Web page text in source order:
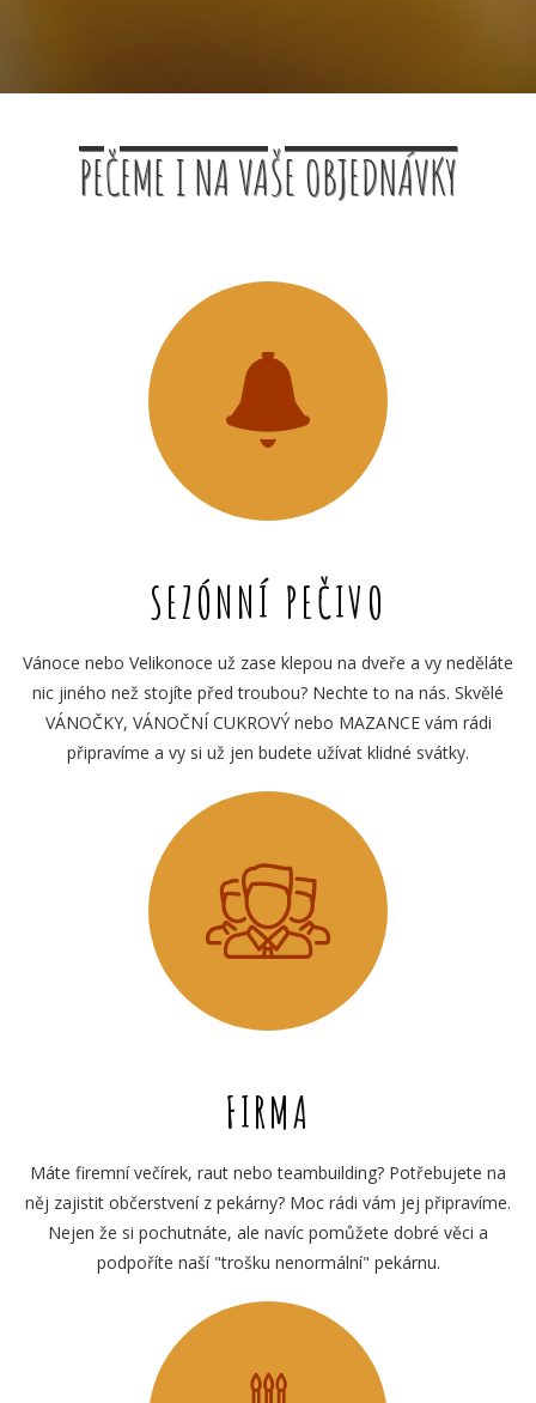
PEČEME I NA VAŠE OBJEDNÁVKY
SEZÓNNÍ PEČIVO
Vánoce nebo Velikonoce už zase klepou na dveře a vy neděláte
nic jiného než stojíte před troubou? Nechte to na nás. Skvělé
VÁNOČKY, VÁNOČNÍ CUKROVÝ nebo MAZANCE vám rádi
připravíme a vy si už jen budete užívat klidné svátky.
FIRMA
Máte firemní večírek, raut nebo teambuilding? Potřebujete na
něj zajistit občerstvení z pekárny? Moc rádi vám jej připravíme.
Nejen že si pochutnáte, ale navíc pomůžete dobré věci a
podpoříte naší "trošku nenormální" pekárnu.